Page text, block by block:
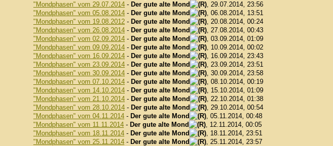
"Mondphasen" vom 29.07.2014 - Der gute alte Mond
, 29.07.2014, 23:56
"Mondphasen" vom 05.08.2014 - Der gute alte Mond
, 06.08.2014, 13:51
"Mondphasen" vom 19.08.2012 - Der gute alte Mond
, 20.08.2014, 00:24
"Mondphasen" vom 26.08.2014 - Der gute alte Mond
, 27.08.2014, 00:43
"Mondphasen" vom 02.09.2014 - Der gute alte Mond
, 03.09.2014, 01:09
"Mondphasen" vom 09.09.2014 - Der gute alte Mond
, 10.09.2014, 00:02
"Mondphasen" vom 16.09.2014 - Der gute alte Mond
, 16.09.2014, 23:43
"Mondphasen" vom 23.09.2014 - Der gute alte Mond
, 23.09.2014, 23:51
"Mondphasen" vom 30.09.2014 - Der gute alte Mond
, 30.09.2014, 23:58
"Mondphasen" vom 07.10.2014 - Der gute alte Mond
, 08.10.2014, 00:19
"Mondphasen" vom 14.10.2014 - Der gute alte Mond
, 15.10.2014, 01:09
"Mondphasen" vom 21.10.2014 - Der gute alte Mond
, 22.10.2014, 01:38
"Mondphasen" vom 28.10.2014 - Der gute alte Mond
, 29.10.2014, 00:54
"Mondphasen" vom 04.11.2014 - Der gute alte Mond
, 05.11.2014, 00:48
"Mondphasen" vom 11.11.2014 - Der gute alte Mond
, 12.11.2014, 00:05
"Mondphasen" vom 18.11.2014 - Der gute alte Mond
, 18.11.2014, 23:51
"Mondphasen" vom 25.11.2014 - Der gute alte Mond
, 25.11.2014, 23:57